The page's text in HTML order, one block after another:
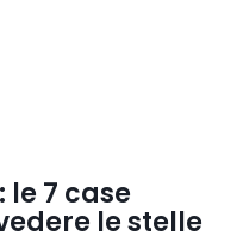
le 7 case
le stelle